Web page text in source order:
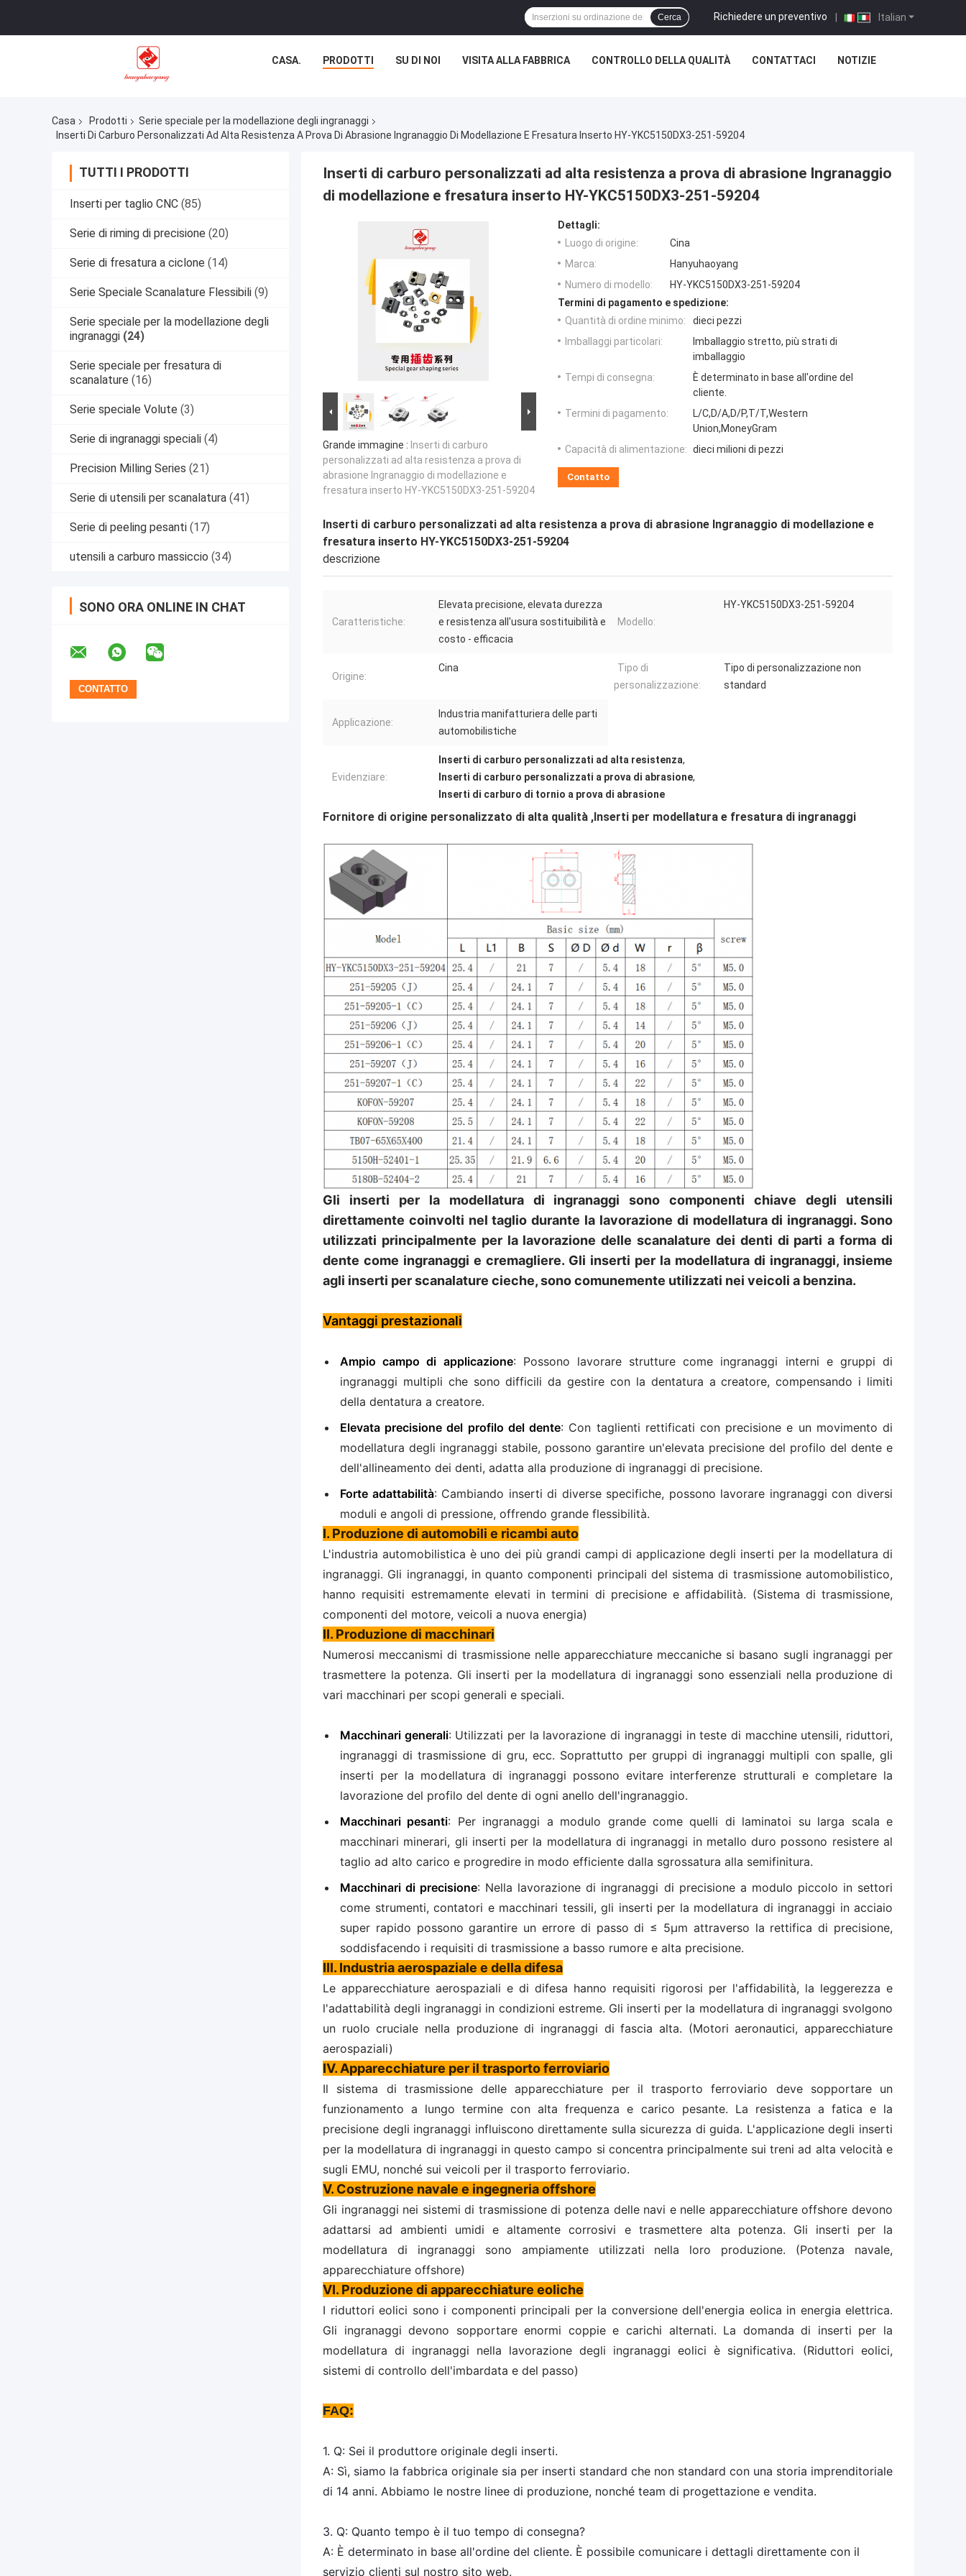
Italian
Richiedere un preventivo |
Cerca
CASA. PRODOTTI SU DI NOI VISITA ALLA FABBRICA CONTROLLO DELLA QUALITÀ CONTATTACI NOTIZIE
Casa Prodotti
Serie speciale per la modellazione degli ingranaggi
Inserti Di Carburo Personalizzati Ad Alta Resistenza A Prova Di Abrasione Ingranaggio Di Modellazione E Fresatura Inserto HY-YKC5150DX3-251-59204
TUTTI I PRODOTTI
Inserti per taglio CNC (85)
Serie di riming di precisione (20)
Serie di fresatura a ciclone (14)
Serie Speciale Scanalature Flessibili (9)
Serie speciale per la modellazione degli
ingranaggi (24)
Serie speciale per fresatura di
scanalature (16)
Serie speciale Volute (3)
Serie di ingranaggi speciali (4)
Precision Milling Series (21)
Serie di utensili per scanalatura (41)
Serie di peeling pesanti (17)
utensili a carburo massiccio (34)
SONO ORA ONLINE IN CHAT
Inserti di carburo personalizzati ad alta resistenza a prova di abrasione Ingranaggio
di modellazione e fresatura inserto HY-YKC5150DX3-251-59204
Grande immagine : Inserti di carburo
personalizzati ad alta resistenza a prova di
abrasione Ingranaggio di modellazione e
fresatura inserto HY-YKC5150DX3-251-59204
Dettagli:
Luogo di origine:
Cina
Marca:
Hanyuhaoyang
Numero di modello:
HY-YKC5150DX3-251-59204
Termini di pagamento e spedizione:
Quantità di ordine minimo:
dieci pezzi
Imballaggi particolari:
Imballaggio stretto, più strati di
imballaggio
Tempi di consegna:
È determinato in base all'ordine del
cliente.
Termini di pagamento:
L/C,D/A,D/P,T/T,Western
Union,MoneyGram
Capacità di alimentazione: dieci milioni di pezzi
Contatto
Inserti di carburo personalizzati ad alta resistenza a prova di abrasione Ingranaggio di modellazione e
fresatura inserto HY-YKC5150DX3-251-59204
descrizione
Caratteristiche:
Elevata precisione, elevata durezza
e resistenza all'usura sostituibilità e
costo - efficacia
Modello:
HY-YKC5150DX3-251-59204
Origine:
Cina
Tipo di
personalizzazione:
Tipo di personalizzazione non
standard
Applicazione:
Industria manifatturiera delle parti
automobilistiche
Evidenziare:
Inserti di carburo personalizzati ad alta resistenza,
Inserti di carburo personalizzati a prova di abrasione,
Inserti di carburo di tornio a prova di abrasione
Fornitore di origine personalizzato di alta qualità ,Inserti per modellatura e fresatura di ingranaggi
Gli inserti per la modellatura di ingranaggi sono componenti chiave degli utensili
direttamente coinvolti nel taglio durante la lavorazione di modellatura di ingranaggi. Sono
utilizzati principalmente per la lavorazione delle scanalature dei denti di parti a forma di
dente come ingranaggi e cremagliere. Gli inserti per la modellatura di ingranaggi, insieme
agli inserti per scanalature cieche, sono comunemente utilizzati nei veicoli a benzina.
Vantaggi prestazionali
Ampio campo di applicazione: Possono lavorare strutture come ingranaggi interni e gruppi di
ingranaggi multipli che sono difficili da gestire con la dentatura a creatore, compensando i limiti
della dentatura a creatore.
Elevata precisione del profilo del dente: Con taglienti rettificati con precisione e un movimento di
modellatura degli ingranaggi stabile, possono garantire un'elevata precisione del profilo del dente e
dell'allineamento dei denti, adatta alla produzione di ingranaggi di precisione.
Forte adattabilità: Cambiando inserti di diverse specifiche, possono lavorare ingranaggi con diversi
moduli e angoli di pressione, offrendo grande flessibilità.
I. Produzione di automobili e ricambi auto
L'industria automobilistica è uno dei più grandi campi di applicazione degli inserti per la modellatura di
ingranaggi. Gli ingranaggi, in quanto componenti principali del sistema di trasmissione automobilistico,
hanno requisiti estremamente elevati in termini di precisione e affidabilità. (Sistema di trasmissione,
componenti del motore, veicoli a nuova energia)
II. Produzione di macchinari
Numerosi meccanismi di trasmissione nelle apparecchiature meccaniche si basano sugli ingranaggi per
trasmettere la potenza. Gli inserti per la modellatura di ingranaggi sono essenziali nella produzione di
vari macchinari per scopi generali e speciali.
Macchinari generali: Utilizzati per la lavorazione di ingranaggi in teste di macchine utensili, riduttori,
ingranaggi di trasmissione di gru, ecc. Soprattutto per gruppi di ingranaggi multipli con spalle, gli
inserti per la modellatura di ingranaggi possono evitare interferenze strutturali e completare la
lavorazione del profilo del dente di ogni anello dell'ingranaggio.
Macchinari pesanti: Per ingranaggi a modulo grande come quelli di laminatoi su larga scala e
macchinari minerari, gli inserti per la modellatura di ingranaggi in metallo duro possono resistere al
taglio ad alto carico e progredire in modo efficiente dalla sgrossatura alla semifinitura.
Macchinari di precisione: Nella lavorazione di ingranaggi di precisione a modulo piccolo in settori
come strumenti, contatori e macchinari tessili, gli inserti per la modellatura di ingranaggi in acciaio
super rapido possono garantire un errore di passo di ≤ 5μm attraverso la rettifica di precisione,
soddisfacendo i requisiti di trasmissione a basso rumore e alta precisione.
III. Industria aerospaziale e della difesa
Le apparecchiature aerospaziali e di difesa hanno requisiti rigorosi per l'affidabilità, la leggerezza e
l'adattabilità degli ingranaggi in condizioni estreme. Gli inserti per la modellatura di ingranaggi svolgono
un ruolo cruciale nella produzione di ingranaggi di fascia alta. (Motori aeronautici, apparecchiature
aerospaziali)
IV. Apparecchiature per il trasporto ferroviario
Il sistema di trasmissione delle apparecchiature per il trasporto ferroviario deve sopportare un
funzionamento a lungo termine con alta frequenza e carico pesante. La resistenza a fatica e la
precisione degli ingranaggi influiscono direttamente sulla sicurezza di guida. L'applicazione degli inserti
per la modellatura di ingranaggi in questo campo si concentra principalmente sui treni ad alta velocità e
sugli EMU, nonché sui veicoli per il trasporto ferroviario.
V. Costruzione navale e ingegneria offshore
Gli ingranaggi nei sistemi di trasmissione di potenza delle navi e nelle apparecchiature offshore devono
adattarsi ad ambienti umidi e altamente corrosivi e trasmettere alta potenza. Gli inserti per la
modellatura di ingranaggi sono ampiamente utilizzati nella loro produzione. (Potenza navale,
apparecchiature offshore)
VI. Produzione di apparecchiature eoliche
I riduttori eolici sono i componenti principali per la conversione dell'energia eolica in energia elettrica.
Gli ingranaggi devono sopportare enormi coppie e carichi alternati. La domanda di inserti per la
modellatura di ingranaggi nella lavorazione degli ingranaggi eolici è significativa. (Riduttori eolici,
sistemi di controllo dell'imbardata e del passo)
FAQ:
1. Q: Sei il produttore originale degli inserti.
A: Sì, siamo la fabbrica originale sia per inserti standard che non standard con una storia imprenditoriale
di 14 anni. Abbiamo le nostre linee di produzione, nonché team di progettazione e vendita.
3. Q: Quanto tempo è il tuo tempo di consegna?
A: È determinato in base all'ordine del cliente. È possibile comunicare i dettagli direttamente con il
servizio clienti sul nostro sito web.